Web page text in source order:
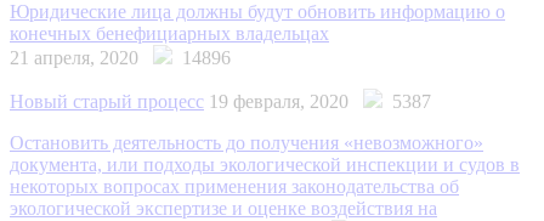
Юридические лица должны будут обновить информацию о
конечных бенефициарных владельцах
21 апреля, 2020
14896
Новый старый процесс 19 февраля, 2020
5387
Остановить деятельность до получения «невозможного»
документа, или подходы экологической инспекции и судов в
некоторых вопросах применения законодательства об
экологической экспертизе и оценке воздействия на